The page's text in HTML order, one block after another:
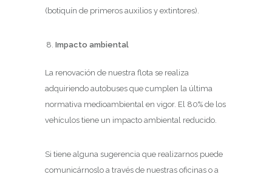
(botiquín de primeros auxilios y extintores).
Impacto ambiental
La renovación de nuestra flota se realiza
adquiriendo autobuses que cumplen la última
normativa medioambiental en vigor. El 80% de los
vehículos tiene un impacto ambiental reducido.
Si tiene alguna sugerencia que realizarnos puede
comunicárnoslo a través de nuestras oficinas o a